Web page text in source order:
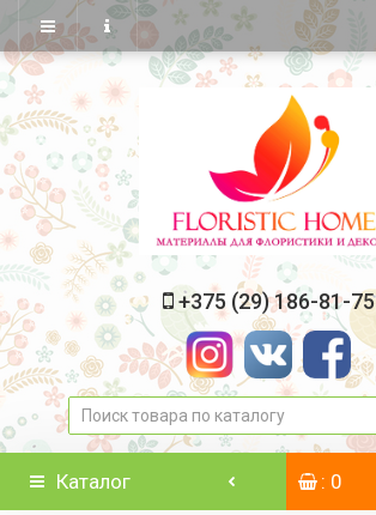
+375 (29) 186-81-75
Каталог : 0